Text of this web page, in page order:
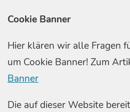
Cookie Banner
Hier klären wir alle Fragen
um Cookie Banner! Zum
Banner
Die auf dieser Website